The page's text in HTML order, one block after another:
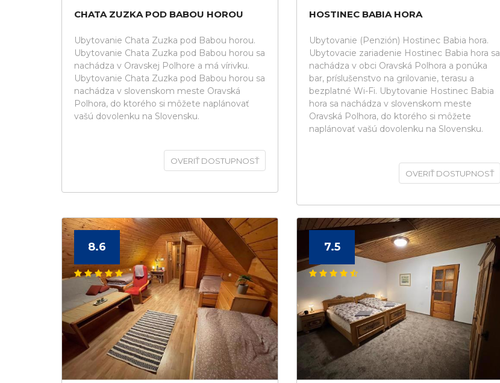
CHATA ZUZKA POD BABOU HOROU
Ubytovanie Chata Zuzka pod Babou horou.
Ubytovanie Chata Zuzka pod Babou horou sa
nachádza v Oravskej Polhore a má vírivku.
Ubytovanie Chata Zuzka pod Babou horou sa
nachádza v slovenskom meste Oravská
Polhora, do ktorého si môžete naplánovať
vašú dovolenku na Slovensku.
OVERIŤ DOSTUPNOSŤ
HOSTINEC BABIA HORA
Ubytovanie (Penzión) Hostinec Babia hora.
Ubytovacie zariadenie Hostinec Babia hora sa
nachádza v obci Oravská Polhora a ponúka
bar, príslušenstvo na grilovanie, terasu a
bezplatné Wi-Fi. Ubytovanie Hostinec Babia
hora sa nachádza v slovenskom meste
Oravská Polhora, do ktorého si môžete
naplánovať vašú dovolenku na Slovensku.
OVERIŤ DOSTUPNOSŤ
8.6 7.5